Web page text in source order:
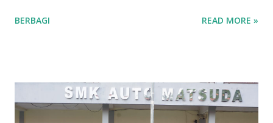
Gunung Ciremai (TNGC). Kegiatan tersebut berlangsung
sebelum resmi menjadi bagian dari organisasi pecinta alam
tersebut. “Diklatsar menjadi proses pembentukan dasar,
BERBAGI READ MORE »